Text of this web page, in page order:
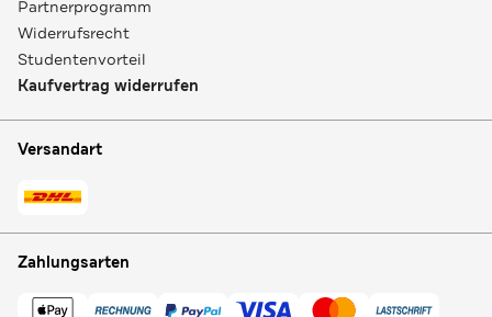
Partnerprogramm
Widerrufsrecht
Studentenvorteil
Kaufvertrag widerrufen
Versandart
Zahlungsarten